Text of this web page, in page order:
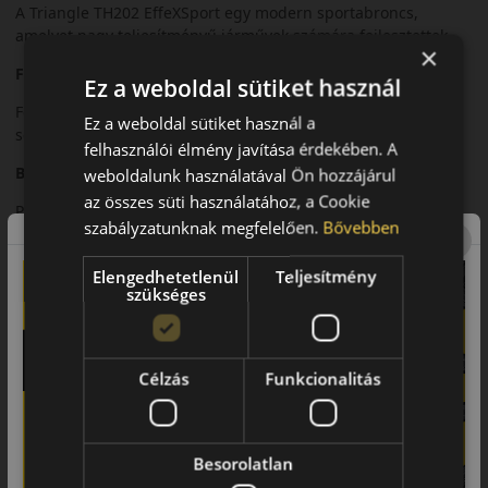
A Triangle TH202 EffeXSport egy modern sportabroncs,
amelyet nagy teljesítményű járművek számára fejlesztettek.
Futófelület és tapadás
Fejlett futófelületi mintázata kiváló tapadást biztosít nagy
sebességnél.
Biztonsági jellemzők
Precíz irányíthatóság és stabil fékezési teljesítmény.
Sportos karakter mellett is kiegyensúlyozott komfort.
Felhasználási ajánlás
Sportos személyautókhoz és prémium járművekhez.
A TH202 EffeXSport dinamikus vezetési élményt kínál.
×
Ez a weboldal sütiket használ
Ez a weboldal sütiket használ a
felhasználói élmény javítása érdekében. A
weboldalunk használatával Ön hozzájárul
az összes süti használatához, a Cookie
szabályzatunknak megfelelően. Bővebben
Elengedhetetlenül
szükséges
Teljesítmény
Célzás Funkcionalitás
Besorolatlan